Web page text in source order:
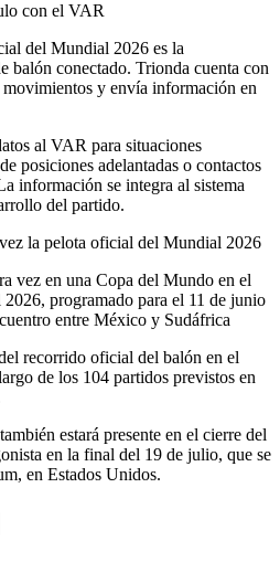
con el VAR
del Mundial 2026 es la
balón conectado. Trionda cuenta con
y envía información en
al VAR para situaciones
posiciones adelantadas o contactos
información se integra al sistema
del partido.
la pelota oficial del Mundial 2026
vez en una Copa del Mundo en el
programado para el 11 de junio
entre México y Sudáfrica
recorrido oficial del balón en el
de los 104 partidos previstos en
estará presente en el cierre del
en la final del 19 de julio, que se
en Estados Unidos.